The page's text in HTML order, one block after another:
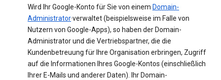
Wird Ihr Google-Konto für Sie von einem Domain-
Administrator·verwaltet (beispielsweise im Falle von
Nutzern von Google-Apps), so haben der Domain-
Administrator und die Vertriebspartner, die die
Kundenbetreuung für Ihre Organisation erbringen, Zugriff
auf die Informationen Ihres Google-Kontos (einschließlich
Ihrer E-Mails und anderer Daten). Ihr Domain-